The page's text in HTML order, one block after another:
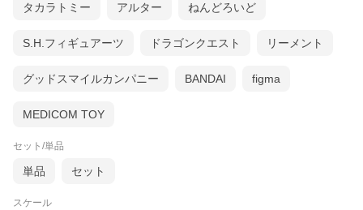
タカラトミー アルター ねんどろいど
S.H.フィギュアーツ ドラゴンクエスト リーメント
グッドスマイルカンパニー BANDAI figma
MEDICOM TOY
セット/単品
単品 セット
スケール